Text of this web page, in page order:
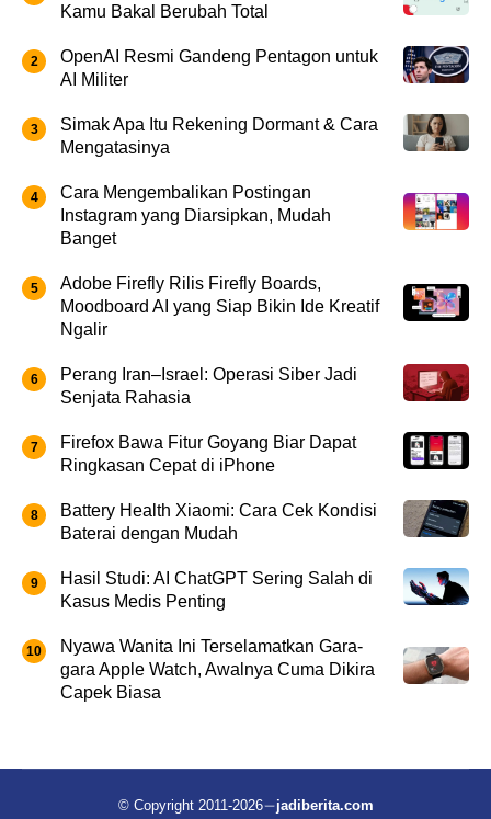
Kamu Bakal Berubah Total
OpenAI Resmi Gandeng Pentagon untuk
AI Militer
Simak Apa Itu Rekening Dormant & Cara
Mengatasinya
Cara Mengembalikan Postingan
Instagram yang Diarsipkan, Mudah
Banget
Adobe Firefly Rilis Firefly Boards,
Moodboard AI yang Siap Bikin Ide Kreatif
Ngalir
Perang Iran–Israel: Operasi Siber Jadi
Senjata Rahasia
Firefox Bawa Fitur Goyang Biar Dapat
Ringkasan Cepat di iPhone
Battery Health Xiaomi: Cara Cek Kondisi
Baterai dengan Mudah
Hasil Studi: AI ChatGPT Sering Salah di
Kasus Medis Penting
Nyawa Wanita Ini Terselamatkan Gara-
gara Apple Watch, Awalnya Cuma Dikira
Capek Biasa
© Copyright 2011-2026 jadiberita.com